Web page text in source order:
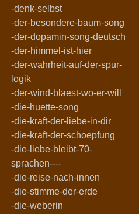
-denk-selbst
-der-besondere-baum-song
-der-dopamin-song-deutsch
-der-himmel-ist-hier
-der-wahrheit-auf-der-spur-
logik
-der-wind-blaest-wo-er-will
-die-huette-song
-die-kraft-der-liebe-in-dir
-die-kraft-der-schoepfung
-die-liebe-bleibt-70-
sprachen----
-die-reise-nach-innen
-die-stimme-der-erde
-die-weberin